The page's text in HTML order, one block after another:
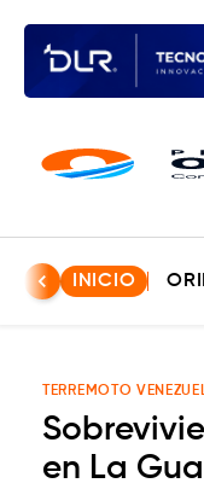
INICIO
TERREMOTO
en La